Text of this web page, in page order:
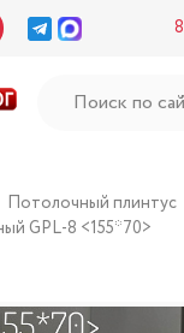
Потолочный плинтус
GPL-8 <155*70>